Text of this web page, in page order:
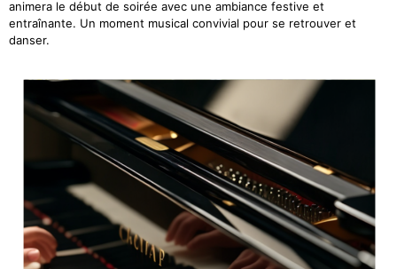
animera le début de soirée avec une ambiance festive et
entraînante. Un moment musical convivial pour se retrouver et
danser.